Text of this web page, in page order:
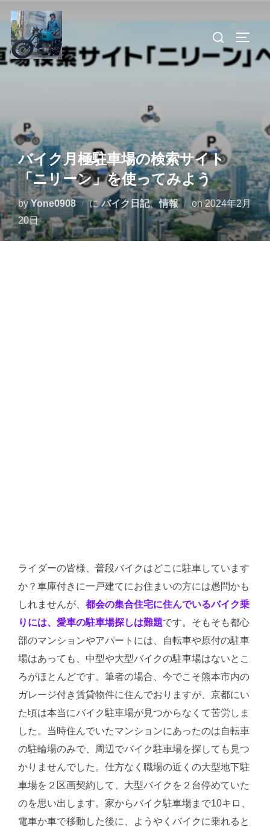
ン
キ
ッ
プ
検
バイク月極駐車場の検索サイト
「ニリーン」を使ってみよう
byYone0908 にバイク日記、情報 on投
稿
日:
2024年2月
20日
ライダーの皆様、普段バイクはどこに駐車しています
か？車庫付きに一戸建てにお住まいの方には愚問かも
しれませんが、 都会の集合住宅に住んでいるバイク乗
りには、愛車の駐車場探しは難題です。そもそも都心
部のマンションやアパートには、自転車や原付の駐車
場はあっても、中型や大型バイクの駐車場はないとこ
ろがほとんどです。筆者の場合、今でこそ熊本市内の
ガレージ付き賃貸物件に住んでおりますが、京都にい
た頃は本当にバイク駐車場が見つからなくて苦労しま
した。当時住んでいたマンションにあったのは自転車
の駐輪場のみで、周辺でバイク駐車場を探しても見つ
かりませんでした。仕方なく職場の近くの大型地下駐
車場を２区画契約して、大型バイクを２台停めていた
のを思い出します。家からバイク駐車場まで10キロ、
電車か車で移動した後に、ようやくバイクに乗れると